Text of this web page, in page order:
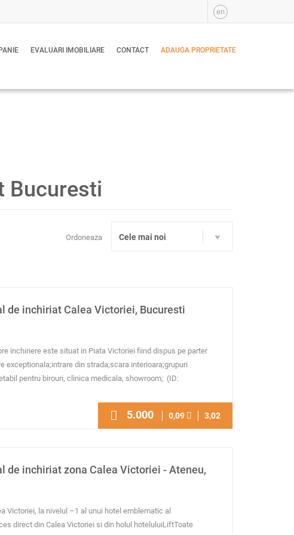
en
EVALUARI IMOBILIARE CONTACT ADAUGA PROPRIETATE
Bucuresti
Ordoneaza
Cele mai noi
de inchiriat Calea Victoriei, Bucuresti
inchiriere este situat in Piata Victoriei fiind dispus pe parter
exceptionala;intrare din strada;scara interioara;grupuri
pentru birouri, clinica medicala, showroom; (ID:
5.000 0,09 3,02
de inchiriat zona Calea Victoriei - Ateneu,
Victoriei, la nivelul –1 al unui hotel emblematic al
direct din Calea Victoriei si din holul hoteluluiLiftToate